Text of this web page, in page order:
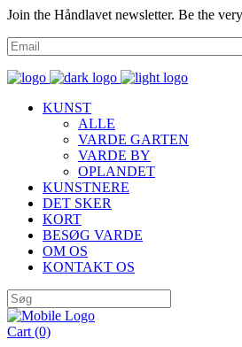
Join the Håndlavet newsletter. Be the
KUNST
ALLE
VARDE GARTEN
VARDE BY
OPLANDET
KUNSTNERE
DET SKER
KORT
BESØG VARDE
OM OS
KONTAKT OS
Cart (0)